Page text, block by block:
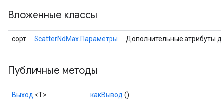
Вложенные классы
сорт ScatterNdMax.Параметры Дополнительные атрибуты
Публичные методы
Выход <Т> какВывод ()